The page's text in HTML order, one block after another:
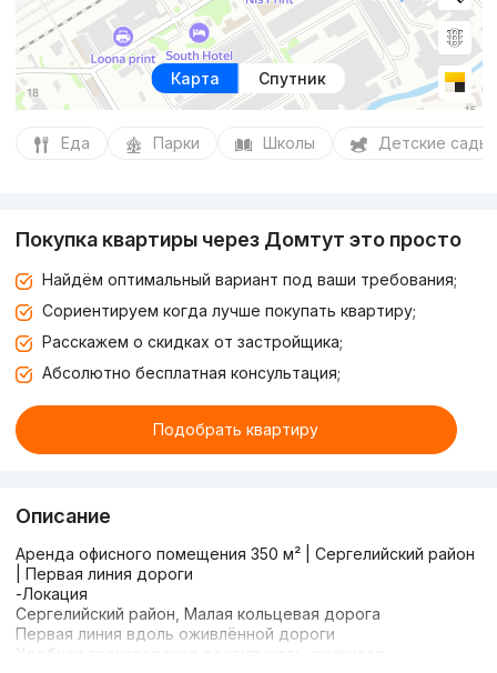
Карта Спутник
Еда Парки Школы Детские сады
Покупка квартиры через Домтут это просто
Найдём оптимальный вариант под ваши требования;
Сориентируем когда лучше покупать квартиру;
Расскажем о скидках от застройщика;
Абсолютно бесплатная консультация;
Подобрать квартиру
Описание
Аренда офисного помещения 350 м² | Сергелийский район
| Первая линия дороги
-Локация
Сергелийский район, Малая кольцевая дорога
Первая линия вдоль оживлённой дороги
Удобная транспортная доступность, развитая